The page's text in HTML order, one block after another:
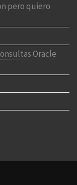
pero quiero
Oracle